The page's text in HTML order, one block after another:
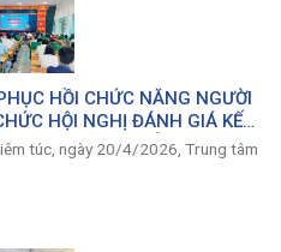
HỒI CHỨC NĂNG NGƯỜI
HỘI NGHỊ ĐÁNH GIÁ KẾT
I/2026 VÀ TRIỂN KHAI
THEO
túc, ngày 20/4/2026, Trung tâm